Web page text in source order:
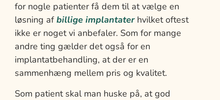
for nogle patienter få dem til at vælge en
løsning afbillige implantaterhvilket oftest
ikke er noget vi anbefaler. Som for mange
andre ting gælder det også for en
implantatbehandling, at der er en
sammenhæng mellem pris og kvalitet.
Som patient skal man huske på, at god